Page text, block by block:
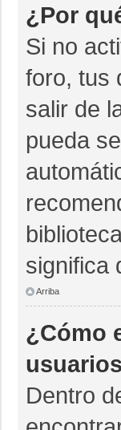
¿Por
Si no
foro, tus
salir de
pueda
significa
Arriba
¿Cómo
Dentro